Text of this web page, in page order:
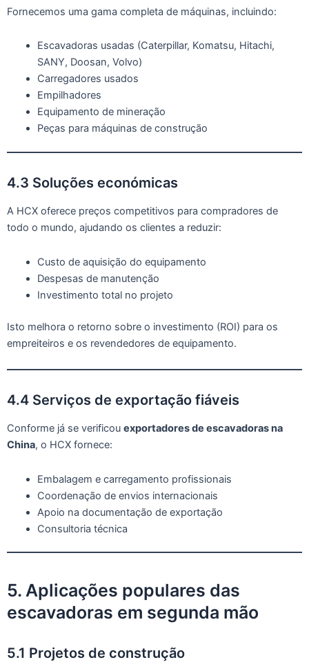
Fornecemos uma gama completa de máquinas, incluindo:
Escavadoras usadas (Caterpillar, Komatsu, Hitachi,
SANY, Doosan, Volvo)
Carregadores usados
Empilhadores
Equipamento de mineração
Peças para máquinas de construção
4.3 Soluções económicas
A HCX oferece preços competitivos para compradores de
todo o mundo, ajudando os clientes a reduzir:
Custo de aquisição do equipamento
Despesas de manutenção
Investimento total no projeto
Isto melhora o retorno sobre o investimento (ROI) para os
empreiteiros e os revendedores de equipamento.
4.4 Serviços de exportação fiáveis
Conforme já se verificou exportadores de escavadoras na
China, o HCX fornece:
Embalagem e carregamento profissionais
Coordenação de envios internacionais
Apoio na documentação de exportação
Consultoria técnica
5. Aplicações populares das
escavadoras em segunda mão
5.1 Projetos de construção